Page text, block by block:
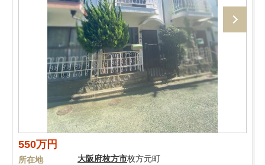
550万円
所在地 大阪府枚方市枚方元町